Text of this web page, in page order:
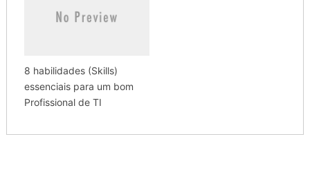
8 habilidades (Skills)
essenciais para um bom
Profissional de TI